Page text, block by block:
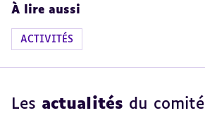
À lire aussi
ACTIVITÉS
Les actualités du comité